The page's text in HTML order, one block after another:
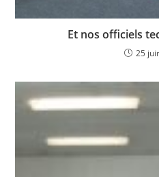
Et nos officiels
25